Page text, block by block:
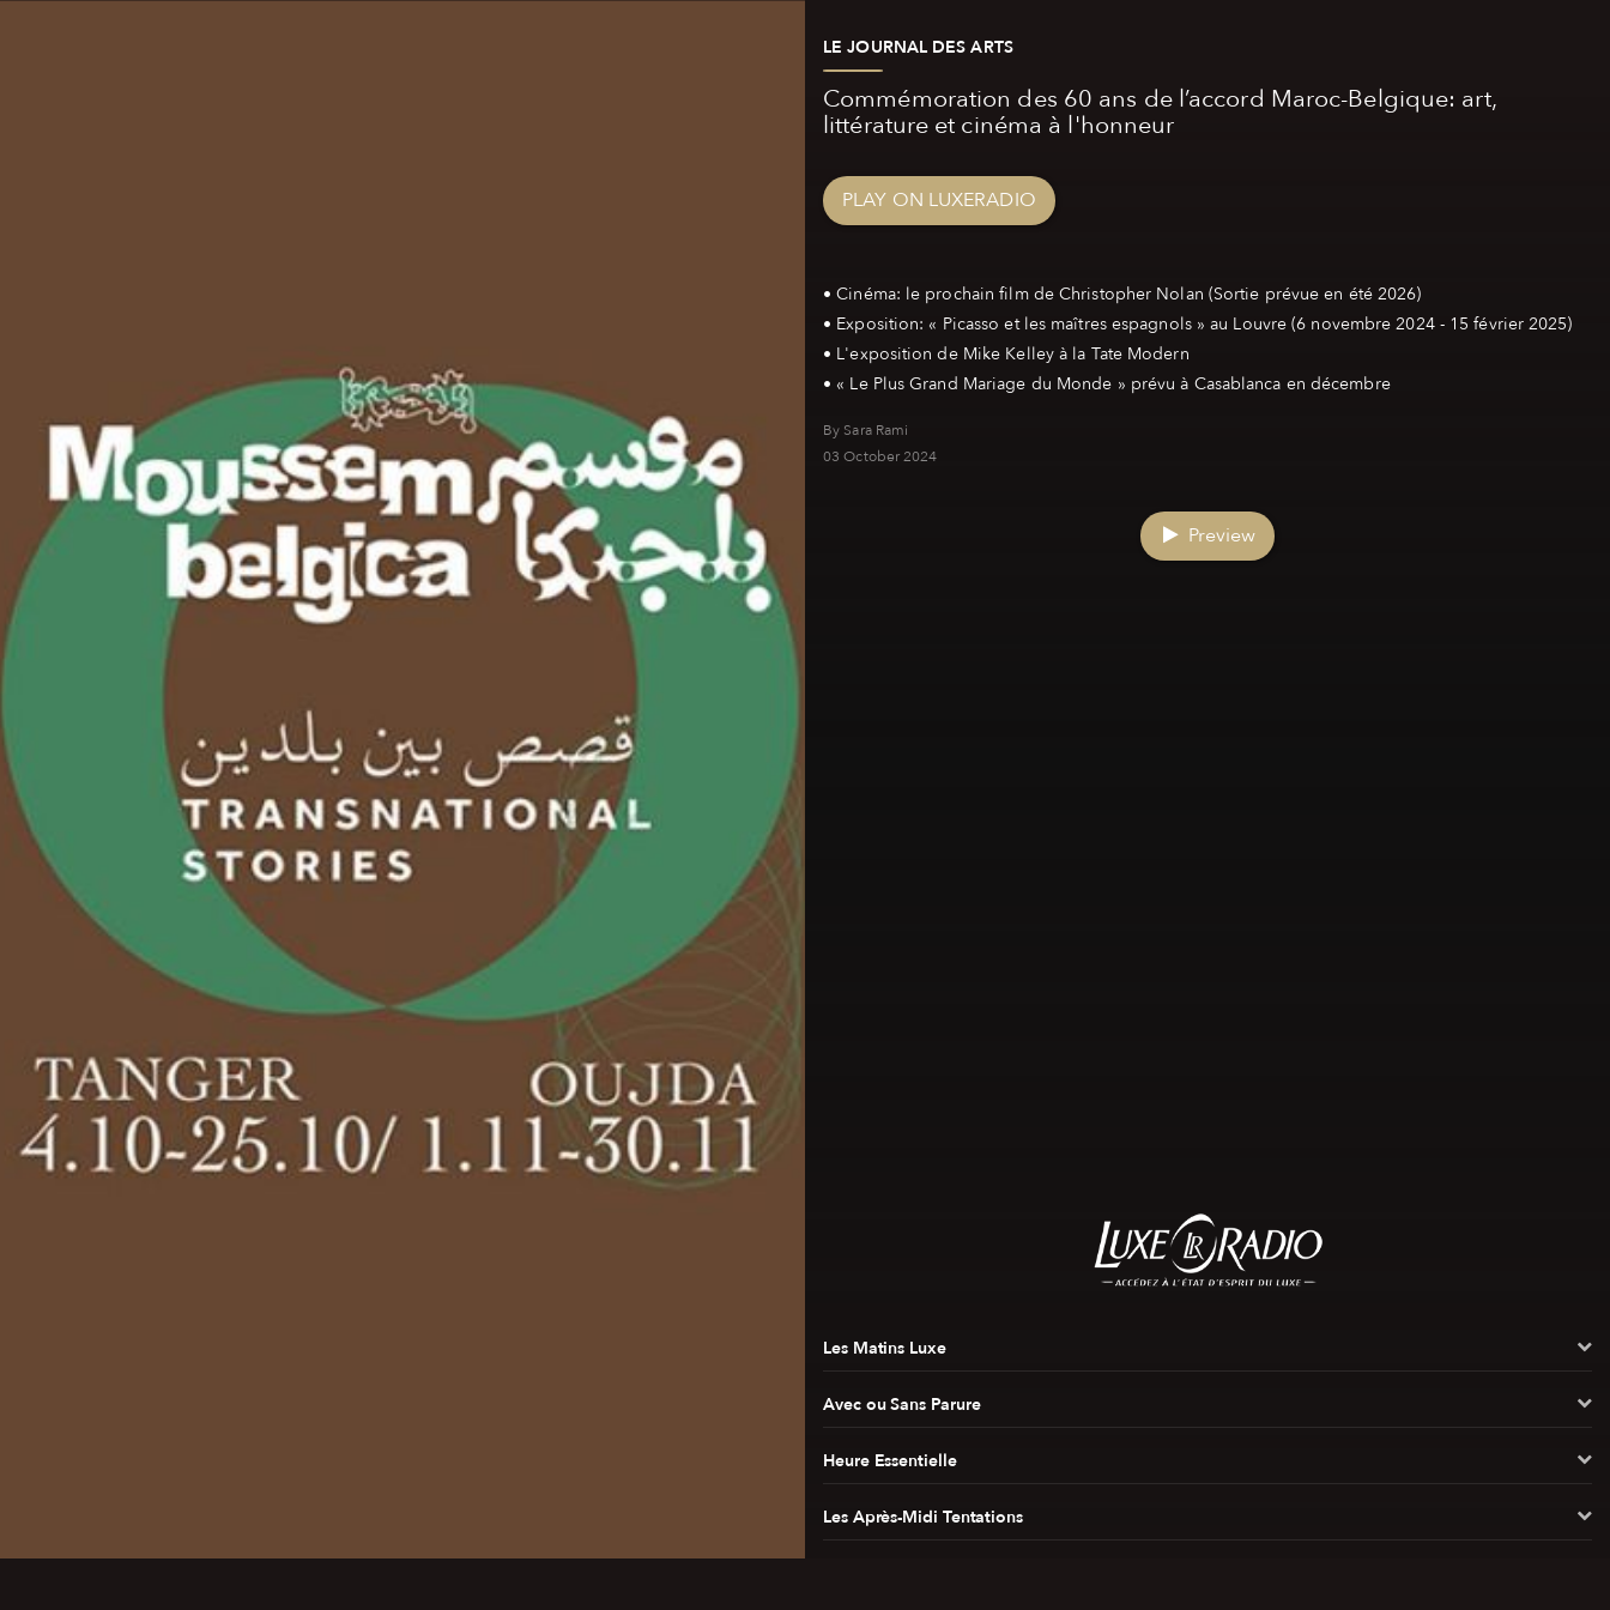
LE JOURNAL DES ARTS
Commémoration des 60 ans de l’accord Maroc-Belgique: art,
littérature et cinéma à l'honneur
PLAY ON LUXERADIO
• Cinéma: le prochain film de Christopher Nolan (Sortie prévue en été 2026)
• Exposition: « Picasso et les maîtres espagnols » au Louvre (6 novembre 2024 - 15 février 2025)
• L'exposition de Mike Kelley à la Tate Modern
• « Le Plus Grand Mariage du Monde » prévu à Casablanca en décembre
By Sara Rami
03 October 2024
Preview
Les Matins Luxe
Avec ou Sans Parure
Heure Essentielle
Les Après-Midi Tentations